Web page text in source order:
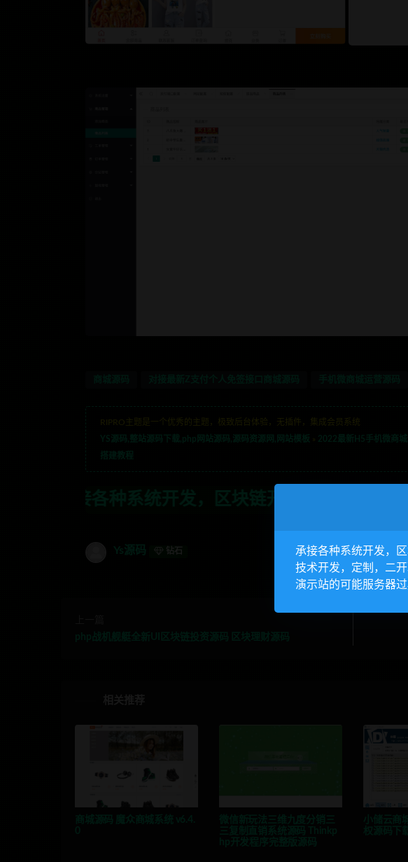
RIPRO主题是一个优秀的主题，极致后台体验，无插件，集成会员系统
YS源码,整站源码下载,php网站源码,源码资源网,网站模板
2022最新H5手机微商
搭建教程
发，区块链开发，金融理财系统开发，行业不
Ys源码 钻石
承接各种系统开发，
技术开发，定制，二
演示站的可能服务器